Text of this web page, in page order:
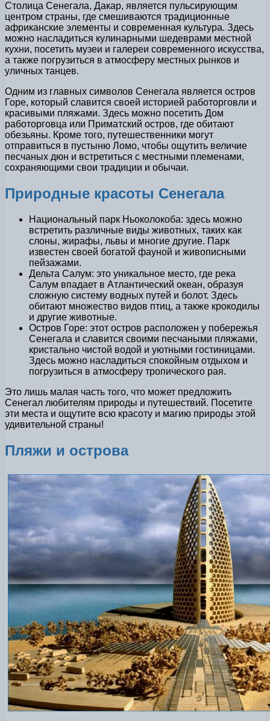
Столица Сенегала, Дакар, является пульсирующим
центром страны, где смешиваются традиционные
африканские элементы и современная культура. Здесь
можно насладиться кулинарными шедеврами местной
кухни, посетить музеи и галереи современного искусства,
а также погрузиться в атмосферу местных рынков и
уличных танцев.
Одним из главных символов Сенегала является остров
Горе, который славится своей историей работорговли и
красивыми пляжами. Здесь можно посетить Дом
работорговца или Приматский остров, где обитают
обезьяны. Кроме того, путешественники могут
отправиться в пустыню Ломо, чтобы ощутить величие
песчаных дюн и встретиться с местными племенами,
сохраняющими свои традиции и обычаи.
Природные красоты Сенегала
Национальный парк Ньоколокоба: здесь можно
встретить различные виды животных, таких как
слоны, жирафы, львы и многие другие. Парк
известен своей богатой фауной и живописными
пейзажами.
Дельта Салум: это уникальное место, где река
Салум впадает в Атлантический океан, образуя
сложную систему водных путей и болот. Здесь
обитают множество видов птиц, а также крокодилы
и другие животные.
Остров Горе: этот остров расположен у побережья
Сенегала и славится своими песчаными пляжами,
кристально чистой водой и уютными гостиницами.
Здесь можно насладиться спокойным отдыхом и
погрузиться в атмосферу тропического рая.
Это лишь малая часть того, что может предложить
Сенегал любителям природы и путешествий. Посетите
эти места и ощутите всю красоту и магию природы этой
удивительной страны!
Пляжи и острова